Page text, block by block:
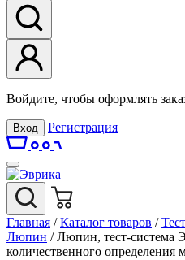
Войдите, чтобы оформлять
Вход Регистрация
Главная / Каталог товаров /
Люпин / Люпин, тест-система
количественного